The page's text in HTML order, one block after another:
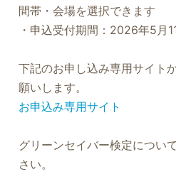
間帯・会場を選択できます
・申込受付期間：2026年5月
下記のお申し込み専用サイト
願いします。
お申込み専用サイト
グリーンセイバー検定につい
さい。